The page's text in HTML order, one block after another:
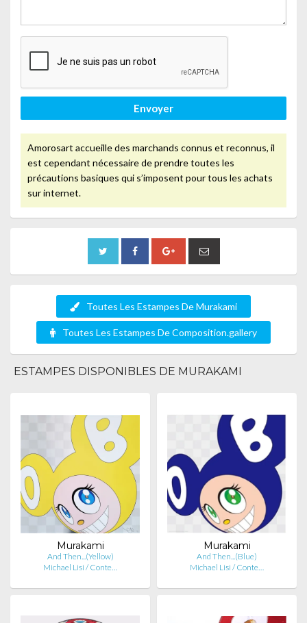
Envoyer
Amorosart accueille des marchands connus et reconnus, il
est cependant nécessaire de prendre toutes les
précautions basiques qui s’imposent pour tous les achats
sur internet.
Toutes Les Estampes De Murakami
Toutes Les Estampes De Composition.gallery
ESTAMPES DISPONIBLES DE MURAKAMI
Murakami
And Then...(Yellow)
Michael Lisi / Conte…
Murakami
And Then...(Blue)
Michael Lisi / Conte…